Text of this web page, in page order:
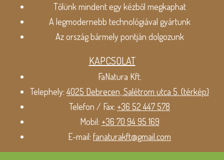
Tőlünk mindent egy kézből megkaphat
A legmodernebb technológiával gyártunk
Az ország bármely pontján dolgozunk
KAPCSOLAT
FaNatura Kft.
Telephely:4025 Debrecen, Salétrom utca 5. (térkép)
Telefon / Fax: +36 52 447 578
Mobil: +36 70 94 95 169
E-mail: fanaturakft@gmail.com